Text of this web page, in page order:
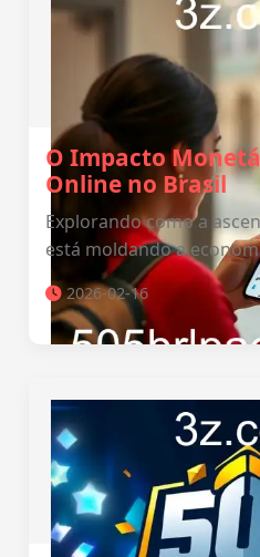
O Impacto
Online no Brasil
Explorando como a
está moldando a
2026-02-16